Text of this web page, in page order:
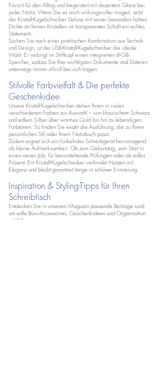
Favorit für den Alltag und begeistert mit dezentem Glanz bei
jeder Notiz. Wenn Sie es noch wirkungsvoller mögen, setzt
der Kristall-Kugelschreiber Deluxe mit seiner besonders hohen
Dichte an feinen Kristallen im transparenten Schaft ein echtes
Statement.
Suchen Sie nach einer praktischen Kombination aus Technik
und Design, ist der USB-Kristall-Kugelschreiber die ideale
Wahl: Er verbirgt im Stiftkopf einen integrierten 8-GB-
Speicher, sodass Sie Ihre wichtigsten Dokumente und Dateien
unterwegs immer stilvoll bei sich tragen.
Stilvolle Farbvielfalt & Die perfekte
Geschenkidee
Unsere Kristall-Kugelschreiber stehen Ihnen in vielen
verschiedenen Farben zur Auswahl – von klassischem Schwarz
und edlem Silber über warmes Gold bis hin zu lebendigen
Farbtönen. So finden Sie exakt die Ausführung, die zu Ihrem
persönlichen Stil oder Ihrem Notizbuch passt.
Zudem eignet sich ein funkelndes Schreibgerät hervorragend
als kleine Aufmerksamkeit. Ob zum Geburtstag, zum Start in
einen neuen Job, für bevorstehende Prüfungen oder als edles
Präsent: Ein Kristall-Kugelschreiber verbindet Nutzen mit
Eleganz und bleibt garantiert lange in schöner Erinnerung.
Inspiration & Styling-Tipps für Ihren
Schreibtisch
Entdecken Sie in unserem Magazin passende Beiträge rund
um edle Büro-Accessoires, Geschenkideen und Organisation
mit Stil.